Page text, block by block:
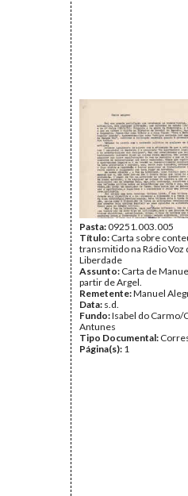
Pasta:09251.003.005
Título: Carta sobre
transmitido na Rádio Voz
Liberdade
Assunto: Carta de
partir de Argel.
Remetente:Manuel
Data: s.d.
Fundo:Isabel do Carmo/
Antunes
Tipo Documental:
Página(s): 1